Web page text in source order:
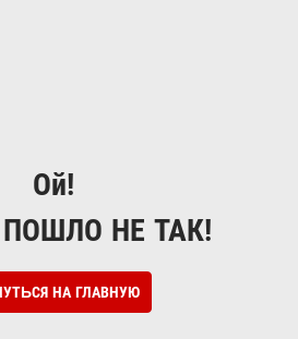
Ой!
НЕ ТАК!
НА ГЛАВНУЮ